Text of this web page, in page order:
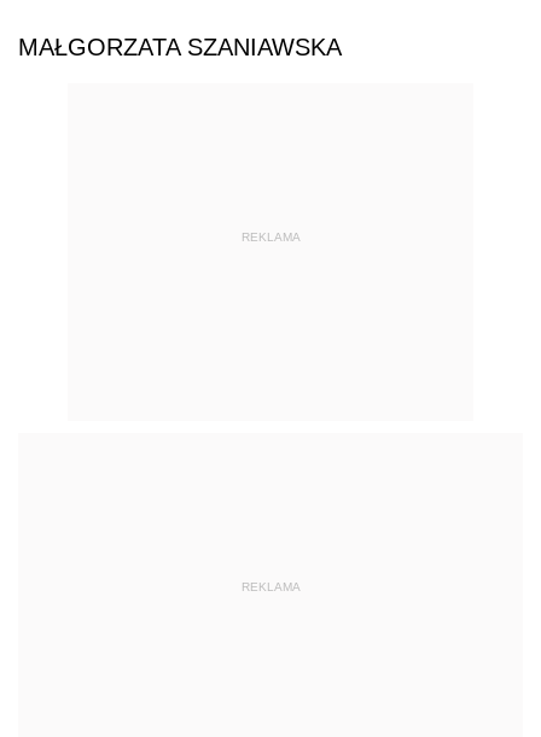
MAŁGORZATA SZANIAWSKA
REKLAMA
REKLAMA